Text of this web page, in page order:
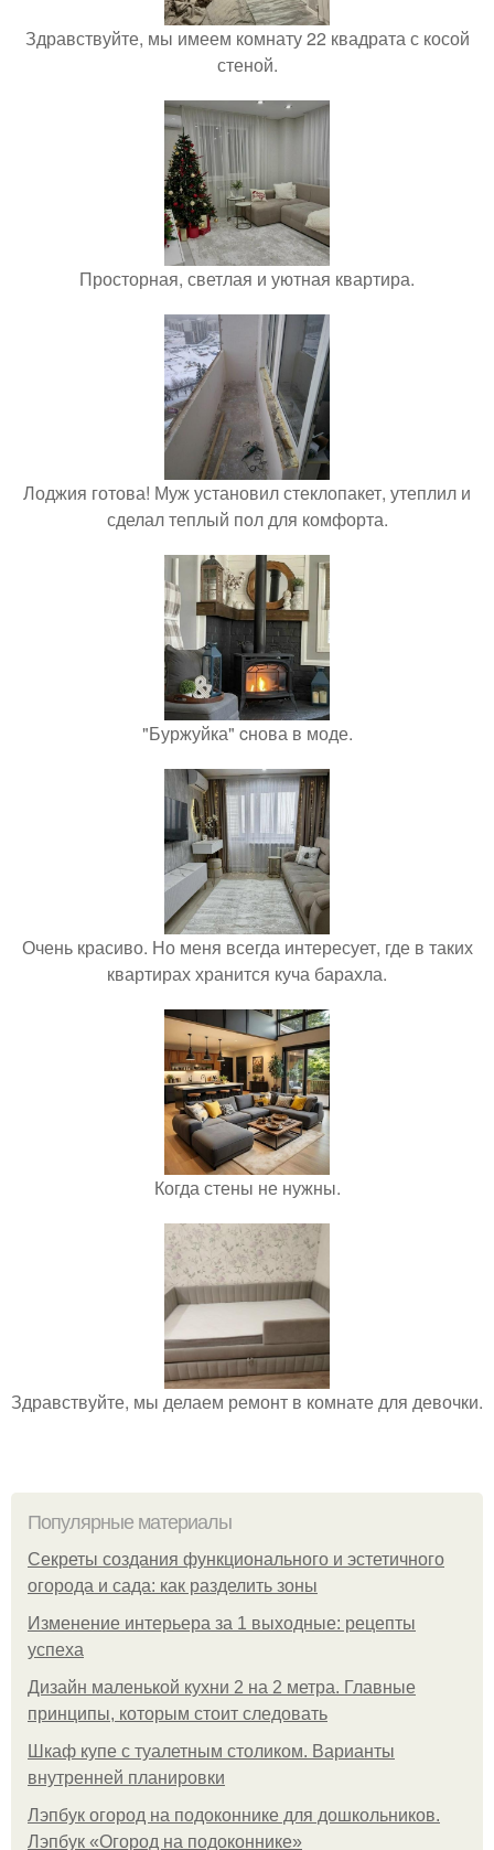
Здравствуйте, мы имеем комнату 22 квадрата с косой
стеной.
Просторная, светлая и уютная квартира.
Лоджия готова! Муж установил стеклопакет, утеплил и
сделал теплый пол для комфорта.
"Буржуйка" cнова в моде.
Очень красиво. Но меня всегда интересует, где в таких
квартирах хранится куча барахла.
Когда стены не нужны.
Здравствуйте, мы делаем ремонт в комнате для девочки.
Популярные материалы
Секреты создания функционального и эстетичного
огорода и сада: как разделить зоны
Изменение интерьера за 1 выходные: рецепты
успеха
Дизайн маленькой кухни 2 на 2 метра. Главные
принципы, которым стоит следовать
Шкаф купе с туалетным столиком. Варианты
внутренней планировки
Лэпбук огород на подоконнике для дошкольников.
Лэпбук «Огород на подоконнике»